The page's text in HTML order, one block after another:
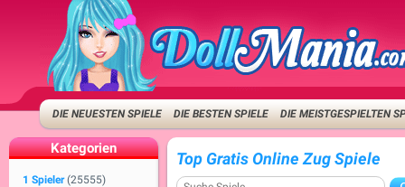
DIE NEUESTEN SPIELE DIE BESTEN SPIELE DIE MEISTGESPIELTEN
Kategorien
1 Spieler (25555)
Top Gratis Online Zug Spiele